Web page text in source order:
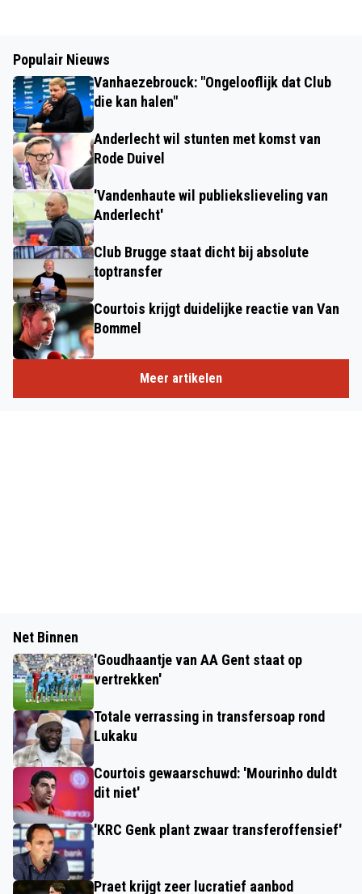
Populair Nieuws
Vanhaezebrouck: "Ongelooflijk dat Club
die kan halen"
Anderlecht wil stunten met komst van
Rode Duivel
'Vandenhaute wil publiekslieveling van
Anderlecht'
Club Brugge staat dicht bij absolute
toptransfer
Courtois krijgt duidelijke reactie van Van
Bommel
Meer artikelen
Net Binnen
'Goudhaantje van AA Gent staat op
vertrekken'
Totale verrassing in transfersoap rond
Lukaku
Courtois gewaarschuwd: 'Mourinho duldt
dit niet'
'KRC Genk plant zwaar transferoffensief'
Praet krijgt zeer lucratief aanbod